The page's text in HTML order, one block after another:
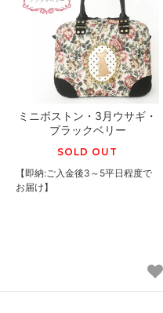
ミニボストン・3月ウサギ・
ブラックベリー
SOLD OUT
【即納:ご入金後3～5平日程度で
お届け】